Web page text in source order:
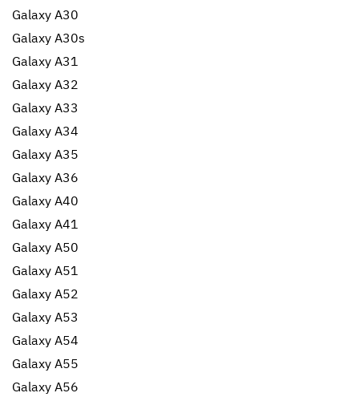
Galaxy A30
Galaxy A30s
Galaxy A31
Galaxy A32
Galaxy A33
Galaxy A34
Galaxy A35
Galaxy A36
Galaxy A40
Galaxy A41
Galaxy A50
Galaxy A51
Galaxy A52
Galaxy A53
Galaxy A54
Galaxy A55
Galaxy A56